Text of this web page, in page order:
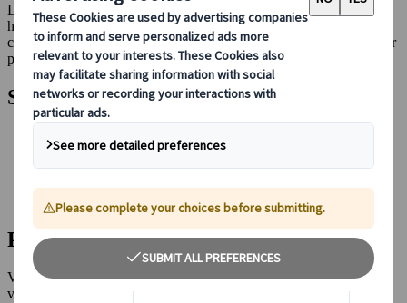
Les tatouages restent un sujet sensible au Japon, héritage d’une
histoire complexe liée au milieu criminel. Pourtant, avec quelques
conseils avisés et des outils dédiés, rien ne vous empêche de profiter
pleinement de l’expérience onsen.
Sommaire
Un peu d’histoire
Tous les bains publics interdisent-ils les tatouages ?
3 solutions possibles si vous êtes tatoué
Des outils en ligne pour vous guider
Points à retenir
Voici quelques points essentiels pour profiter des onsen au Japon si
vous êtes tatoué :